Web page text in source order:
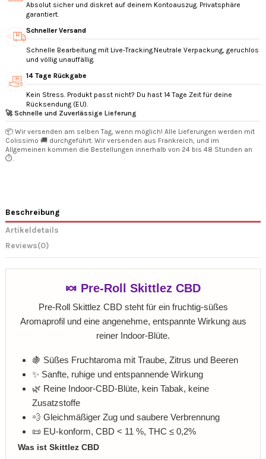
Absolut sicher und diskret auf deinem Kontoauszug. Privatsphäre
garantiert.
Schneller Versand
Schnelle Bearbeitung mit Live-Tracking.Neutrale Verpackung, geruchlos
und völlig unauffällig.
14 Tage Rückgabe
Kein Stress. Produkt passt nicht? Du hast 14 Tage Zeit für deine
Rücksendung (EU).
🚀 Schnelle und Zuverlässige Lieferung
📦 Wir versenden am selben Tag, wenn möglich! Alle Lieferungen werden mit
Colissimo 🚚 durchgeführt. Wir versenden aus Frankreich, und im
Allgemeinen kommen die Bestellungen innerhalb von 24 bis 48 Stunden an
⏱️.
Beschreibung
Artikeldetails
Reviews(0)
🍬 Pre-Roll Skittlez CBD
Pre-Roll Skittlez CBD steht für ein fruchtig-süßes
Aromaprofil und eine angenehme, entspannte Wirkung aus
reiner Indoor-Blüte.
🍇 Süßes Fruchtaroma mit Traube, Zitrus und Beeren
✨ Sanfte, ruhige und entspannende Wirkung
🌿 Reine Indoor-CBD-Blüte, kein Tabak, keine
Zusatzstoffe
💨 Gleichmäßiger Zug und saubere Verbrennung
📜 EU-konform, CBD < 11 %, THC ≤ 0,2%
Was ist Skittlez CBD